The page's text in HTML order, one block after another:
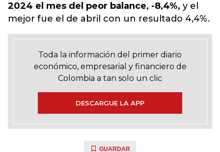
2024 el mes del peor balance, -8,4%, y el
mejor fue el de abril con un resultado 4,4%.
Toda la información del primer diario
económico, empresarial y financiero de
Colombia a tan solo un clic
DESCARGUE LA APP
GUARDAR